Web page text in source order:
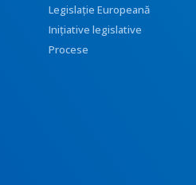
Legislație Europeană
Inițiative legislative
Procese